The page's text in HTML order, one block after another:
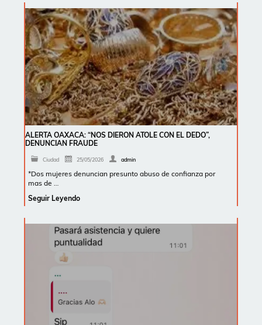
ALERTA OAXACA: “NOS DIERON ATOLE CON EL DEDO”,
DENUNCIAN FRAUDE
Ciudad 25/05/2026 admin
*Dos mujeres denuncian presunto abuso de confianza por
mas de …
Seguir Leyendo